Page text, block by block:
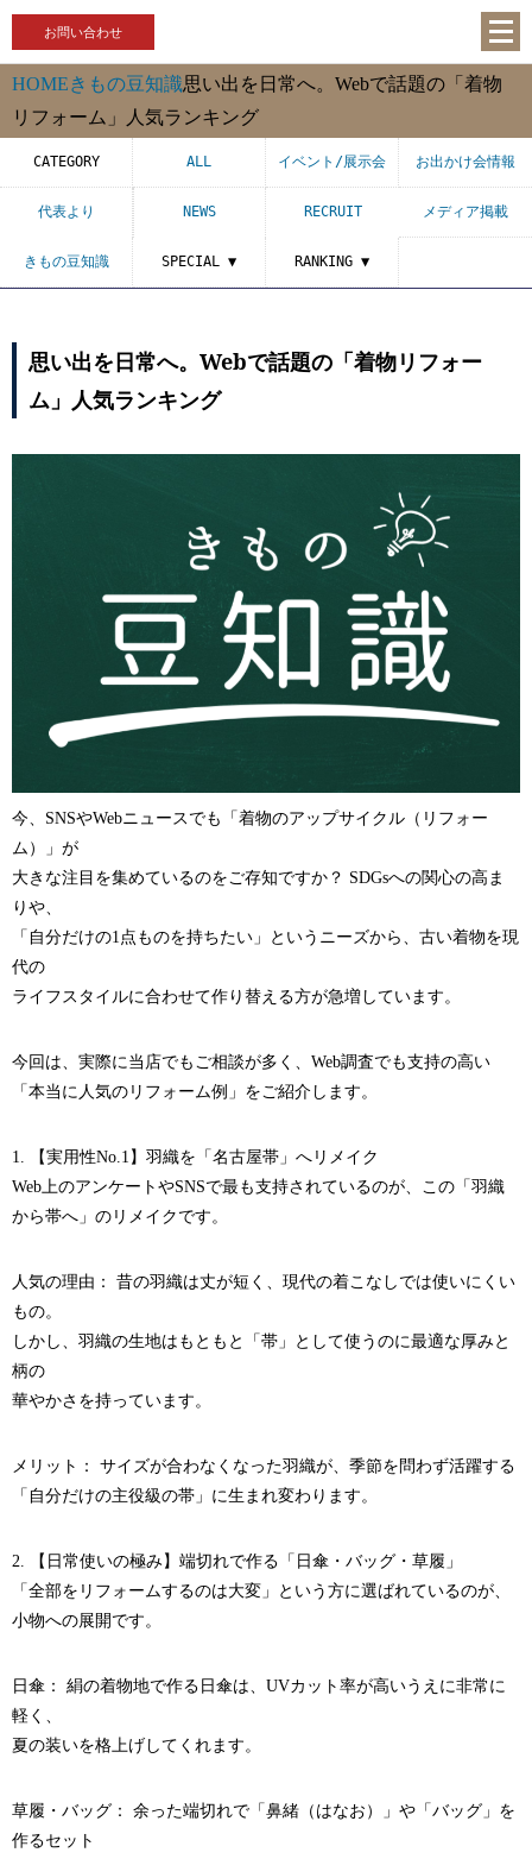
お問い合わせ
HOMEきもの豆知識思い出を日常へ。Webで話題の「着物
リフォーム」人気ランキング
CATEGORY ALL イベント/展示会 お出かけ会情報
代表より NEWS RECRUIT メディア掲載
きもの豆知識 SPECIAL ▼ RANKING ▼
思い出を日常へ。Webで話題の「着物リフォー
ム」人気ランキング
今、SNSやWebニュースでも「着物のアップサイクル（リフォー
ム）」が
大きな注目を集めているのをご存知ですか？ SDGsへの関心の高ま
りや、
「自分だけの1点ものを持ちたい」というニーズから、古い着物を現
代の
ライフスタイルに合わせて作り替える方が急増しています。
今回は、実際に当店でもご相談が多く、Web調査でも支持の高い
「本当に人気のリフォーム例」をご紹介します。
1. 【実用性No.1】羽織を「名古屋帯」へリメイク
Web上のアンケートやSNSで最も支持されているのが、この「羽織
から帯へ」のリメイクです。
人気の理由： 昔の羽織は丈が短く、現代の着こなしでは使いにくい
もの。
しかし、羽織の生地はもともと「帯」として使うのに最適な厚みと
柄の
華やかさを持っています。
メリット： サイズが合わなくなった羽織が、季節を問わず活躍する
「自分だけの主役級の帯」に生まれ変わります。
2. 【日常使いの極み】端切れで作る「日傘・バッグ・草履」
「全部をリフォームするのは大変」という方に選ばれているのが、
小物への展開です。
日傘： 絹の着物地で作る日傘は、UVカット率が高いうえに非常に
軽く、
夏の装いを格上げしてくれます。
草履・バッグ： 余った端切れで「鼻緒（はなお）」や「バッグ」を
作るセット